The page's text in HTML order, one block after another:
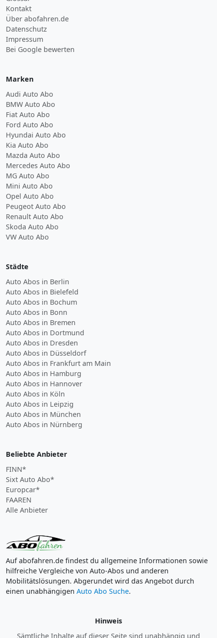
Kontakt
Über abofahren.de
Datenschutz
Impressum
Bei Google bewerten
Marken
Audi Auto Abo
BMW Auto Abo
Fiat Auto Abo
Ford Auto Abo
Hyundai Auto Abo
Kia Auto Abo
Mazda Auto Abo
Mercedes Auto Abo
MG Auto Abo
Mini Auto Abo
Opel Auto Abo
Peugeot Auto Abo
Renault Auto Abo
Skoda Auto Abo
VW Auto Abo
Städte
Auto Abos in Berlin
Auto Abos in Bielefeld
Auto Abos in Bochum
Auto Abos in Bonn
Auto Abos in Bremen
Auto Abos in Dortmund
Auto Abos in Dresden
Auto Abos in Düsseldorf
Auto Abos in Frankfurt am Main
Auto Abos in Hamburg
Auto Abos in Hannover
Auto Abos in Köln
Auto Abos in Leipzig
Auto Abos in München
Auto Abos in Nürnberg
Beliebte Anbieter
FINN*
Sixt Auto Abo*
Europcar*
FAAREN
Alle Anbieter
Auf abofahren.de findest du allgemeine Informationen sowie
hilfreiche Vergleiche von Auto-Abos und anderen
Mobilitätslösungen. Abgerundet wird das Angebot durch
einen unabhängigen Auto Abo Suche.
Hinweis
Sämtliche Inhalte auf dieser Seite sind unabhängig und